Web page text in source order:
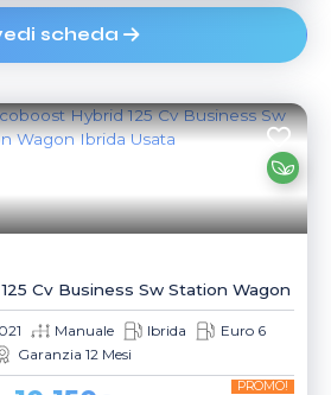
scheda
Cv Business Sw Station Wagon
Manuale Ibrida
Euro 6
Garanzia 12 Mesi
PROMO!